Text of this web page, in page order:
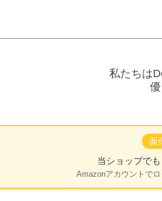
私たちは
面
当ショップでも
Amazonアカウントで